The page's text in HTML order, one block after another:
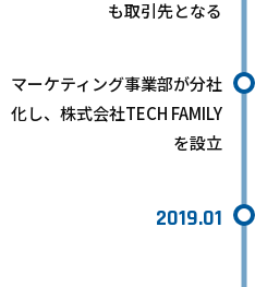
も取引先となる
マーケティング事業部が分社
化し、株式会社TECH FAMILY
を設立
2019.01